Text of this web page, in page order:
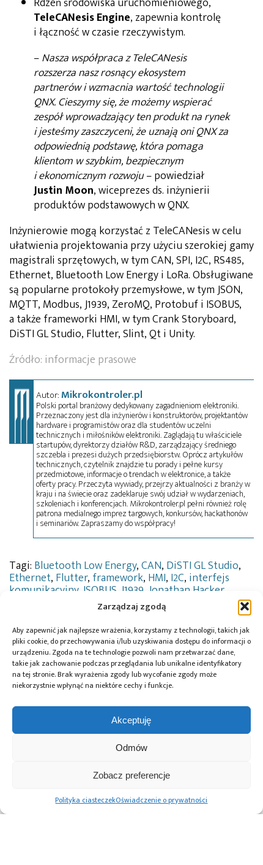
Zarządzaj zgodą
Aby zapewnić jak najlepsze wrażenia, korzystamy z technologii, takich jak
pliki cookie, do przechowywania i/lub uzyskiwania dostępu do informacji o
urządzeniu. Zgoda na te technologie pozwoli nam przetwarzać dane,
takie jak zachowanie podczas przeglądania lub unikalne identyfikatory
na tej stronie. Brak wyrażenia zgody lub wycofanie zgody może
niekorzystnie wpłynąć na niektóre cechy i funkcje.
Akceptuję
Odmów
Zobacz preferencje
Polityka ciasteczekOświadczenie o prywatności
TeleCANesis Engine, zapewnia kontrolę
i łączność w czasie rzeczywistym.
–Nasza współpraca z TeleCANesis
rozszerza nasz rosnący ekosystem
partnerów i wzmacnia wartość technologii
QNX. Cieszymy się, że możemy wspierać
zespół wprowadzający ten produkt na rynek
i jesteśmy zaszczyceni, że uznają oni QNX za
odpowiednią podstawę, która pomaga
klientom w szybkim, bezpiecznym
i ekonomicznym rozwoju– powiedział
Justin Moon, wiceprezes ds. inżynierii
produktów podstawowych w QNX.
Inżynierowie mogą korzystać z TeleCANesis w celu
ułatwienia projektowania przy użyciu szerokiej gamy
magistrali sprzętowych, w tym CAN, SPI, I2C, RS485,
Ethernet, Bluetooth Low Energy i LoRa. Obsługiwane
są popularne protokoły przemysłowe, w tym JSON,
MQTT, Modbus, J1939, ZeroMQ, Protobuf i ISOBUS,
a także frameworki HMI, w tym Crank Storyboard,
DiSTI GL Studio, Flutter, Slint, Qt i Unity.
Źródło: informacje prasowe
Autor:Mikrokontroler.pl
Polski portal branżowy dedykowany zagadnieniom elektroniki.
Przeznaczony jest dla inżynierów i konstruktorów, projektantów
hardware i programistów oraz dla studentów uczelni
technicznych i miłośników elektroniki. Zaglądają tu właściciele
startupów, dyrektorzy działów R&D, zarządzający średniego
szczebla i prezesi dużych przedsiębiorstw. Oprócz artykułów
technicznych, czytelnik znajdzie tu porady i pełne kursy
przedmiotowe, informacje o trendach w elektronice, a także
oferty pracy. Przeczyta wywiady, przejrzy aktualności z branży w
kraju i na świecie oraz zadeklaruje swój udział w wydarzeniach,
szkoleniach i konferencjach. Mikrokontroler.pl pełni również rolę
patrona medialnego imprez targowych, konkursów, hackathonów
i seminariów. Zapraszamy do współpracy!
Tagi: Bluetooth Low Energy,CAN, DiSTI GL Studio,
Ethernet, Flutter, framework, HMI, I2C, interfejs
komunikacyjny, ISOBUS J1939 Jonathan Hacker,
,LoRa,Modbus,
oprogramowanie wbudowane,Protobuf
robotyka,RS485,Slint,SPI,sterowanie przemysłowe
TeleCANesis,Unity,urządzenia medyczne,w tym
Crank Storyboard,ZeroMQ
Przeczytaj również:
jądrowa pod
cyfrową ochroną:
Asseco Poland
chce wzmacniać
pozycję jednego
Analog Devices
wprowadza na
rynek ADI Power